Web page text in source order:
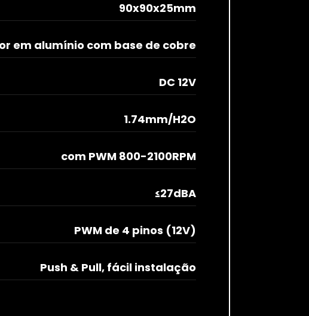
90x90x25mm
em alumínio com base de cobre
DC 12V
1.74mm/H2O
com PWM 800-2100RPM
≤27dBA
PWM de 4 pinos (12V)
Push & Pull, fácil instalação